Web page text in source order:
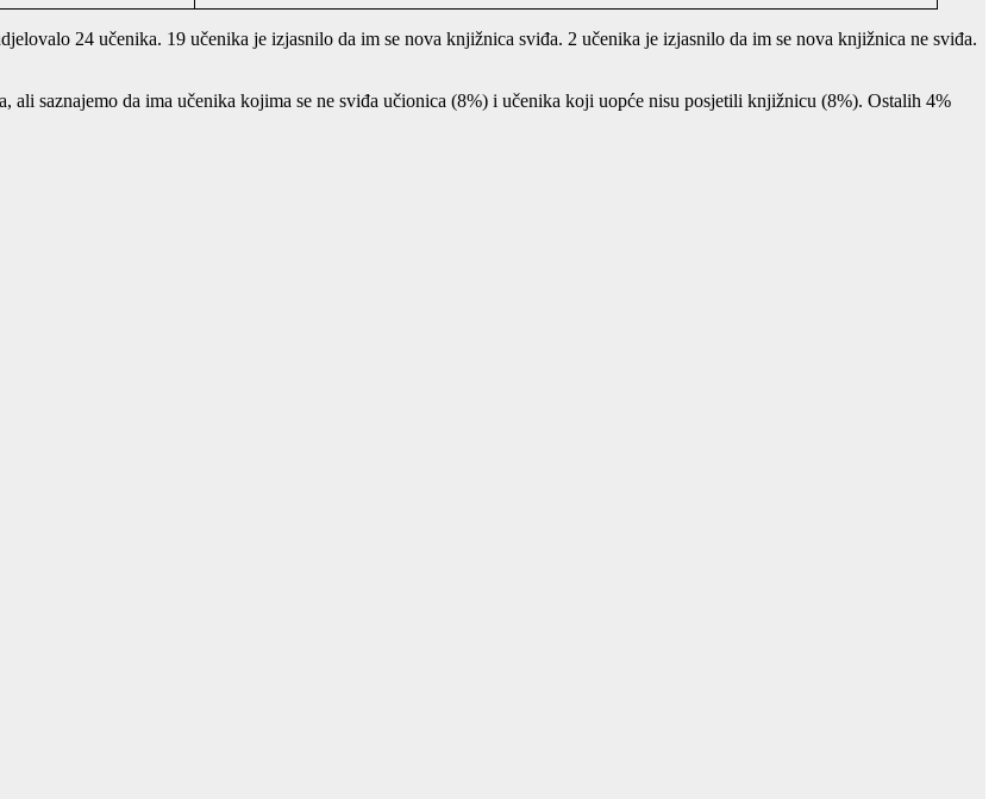
24 učenika. 19 učenika je izjasnilo da im se nova knjižnica sviđa. 2 učenika je izjasnilo da im se nova knjižnica ne sviđa.
ali saznajemo da ima učenika kojima se ne sviđa učionica (8%) i učenika koji uopće nisu posjetili knjižnicu (8%). Ostalih 4%